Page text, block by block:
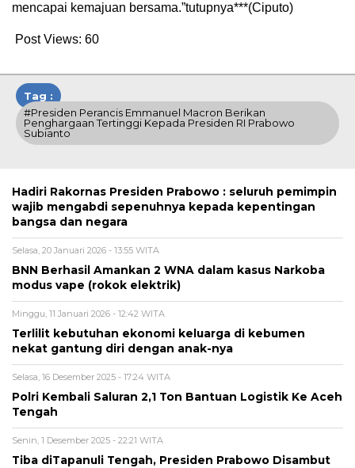
mencapai kemajuan bersama.”tutupnya***(Ciputo)
Post Views: 60
Tag :
#Presiden Perancis Emmanuel Macron Berikan
Penghargaan Tertinggi Kepada Presiden RI Prabowo
Subianto
Hadiri Rakornas Presiden Prabowo : seluruh pemimpin
wajib mengabdi sepenuhnya kepada kepentingan
bangsa dan negara
Selasa, 20 Januari 2026 - 13:55 WITA
BNN Berhasil Amankan 2 WNA dalam kasus Narkoba
modus vape (rokok elektrik)
Minggu, 11 Januari 2026 - 12:42 WITA
Terlilit kebutuhan ekonomi keluarga di kebumen
nekat gantung diri dengan anak-nya
Selasa, 16 Desember 2025 - 17:24 WITA
Polri Kembali Saluran 2,1 Ton Bantuan Logistik Ke Aceh
Tengah
Senin, 1 Desember 2025 - 22:21 WITA
Tiba diTapanuli Tengah, Presiden Prabowo Disambut